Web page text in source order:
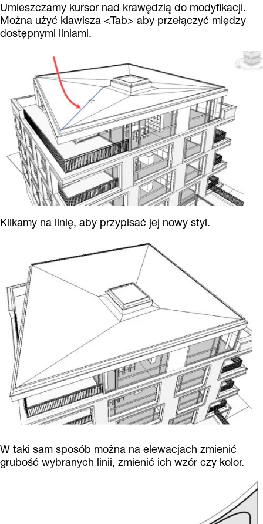
Umieszczamy kursor nad krawędzią do modyfikacji.
Można użyć klawisza <Tab> aby przełączyć między
dostępnymi liniami.
Klikamy na linię, aby przypisać jej nowy styl.
W taki sam sposób można na elewacjach zmienić
grubość wybranych linii, zmienić ich wzór czy kolor.